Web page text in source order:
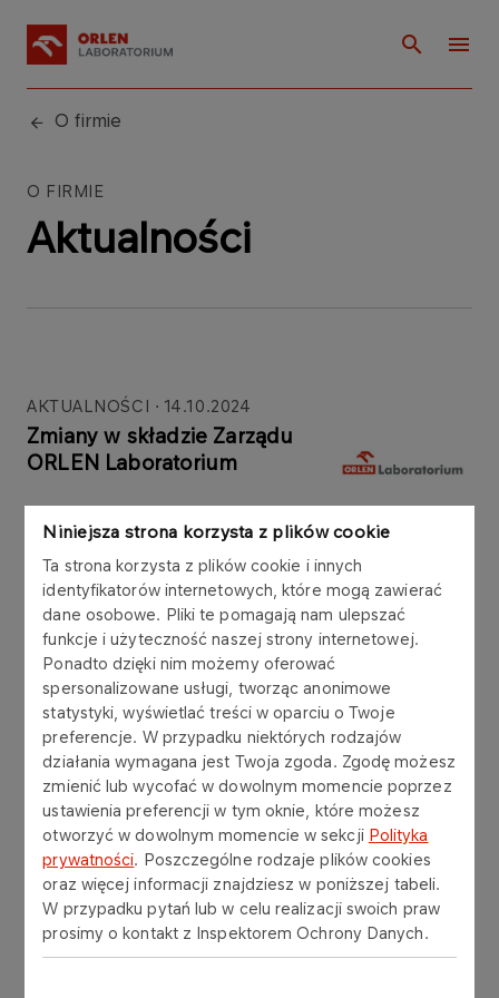
Niniejsza strona korzysta z plików cookie
Ta strona korzysta z plików cookie i innych
identyfikatorów internetowych, które mogą zawierać
dane osobowe. Pliki te pomagają nam ulepszać
funkcje i użyteczność naszej strony internetowej.
Ponadto dzięki nim możemy oferować
spersonalizowane usługi, tworząc anonimowe
statystyki, wyświetlać treści w oparciu o Twoje
preferencje. W przypadku niektórych rodzajów
działania wymagana jest Twoja zgoda. Zgodę możesz
zmienić lub wycofać w dowolnym momencie poprzez
ustawienia preferencji w tym oknie, które możesz
otworzyć w dowolnym momencie w sekcji Polityka
prywatności. Poszczególne rodzaje plików cookies
oraz więcej informacji znajdziesz w poniższej tabeli.
W przypadku pytań lub w celu realizacji swoich praw
prosimy o kontakt z Inspektorem Ochrony Danych.
O firmie
O FIRMIE
Aktualności
AKTUALNOŚCI 14.10.2024
Zmiany w składzie Zarządu
ORLEN Laboratorium
Więcej
AKTUALNOŚCI 20.08.2024
Ogłoszenie postępowania
kwalifikacyjnego na
stanowisko Członka Zarządu
Więcej
AKTUALNOŚCI 05.06.2024
Ogłoszenie postępowania
kwalifikacyjnego na
stanowisko Członka Zarządu
Więcej